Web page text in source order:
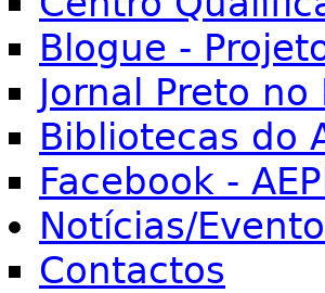
Blogue -
Jornal Preto no
Bibliotecas do
Facebook -
Notícias/
Contactos